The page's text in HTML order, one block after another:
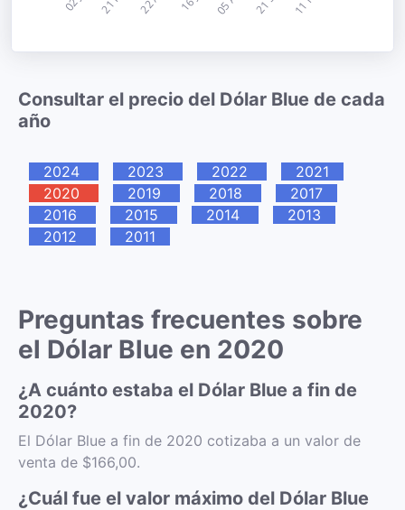
Consultar el precio del Dólar Blue de cada
año
2024 2023 2022
2021
2020
2019 2018
2017
2016
2015 2014
2013
2012
2011
Preguntas frecuentes sobre
el Dólar Blue en 2020
¿A cuánto estaba el Dólar Blue a fin de
2020?
El Dólar Blue a fin de 2020 cotizaba a un valor de
venta de $166,00.
¿Cuál fue el valor máximo del Dólar Blue